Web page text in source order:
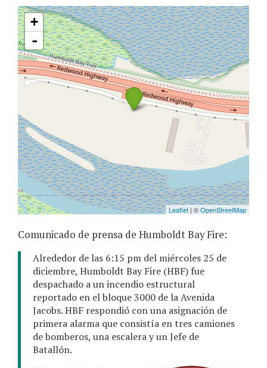
Comunicado de prensa de Humboldt Bay Fire:
Alrededor de las 6:15 pm del miércoles 25 de
diciembre, Humboldt Bay Fire (HBF) fue
despachado a un incendio estructural
reportado en el bloque 3000 de la Avenida
Jacobs. HBF respondió con una asignación de
primera alarma que consistía en tres camiones
de bomberos, una escalera y un Jefe de
Batallón.